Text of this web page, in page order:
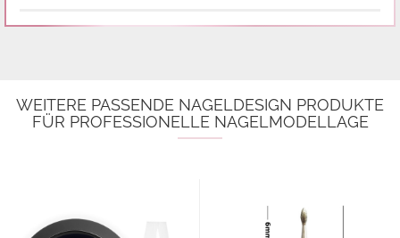
WEITERE PASSENDE NAGELDESIGN PRODUKTE
FÜR PROFESSIONELLE NAGELMODELLAGE